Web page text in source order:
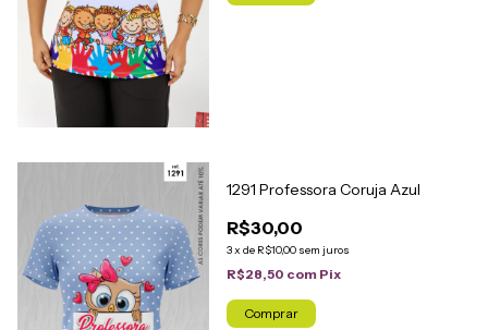
1291 Professora Coruja Azul
R$30,00
3x de R$10,00 sem juros
R$28,50 com Pix
Comprar